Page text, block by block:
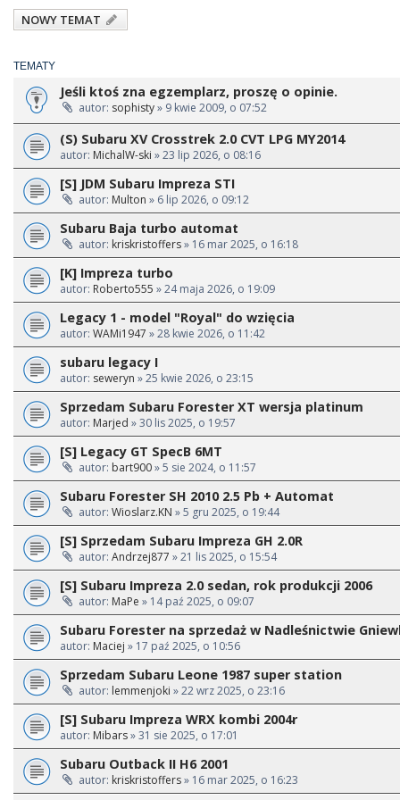
NOWY TEMAT
TEMATY
Jeśli ktoś zna egzemplarz, proszę o opinie.
autor: sophisty» 9 kwie 2009, o 07:52
(S) Subaru XV Crosstrek 2.0 CVT LPG MY2014
autor: MichalW-ski » 23 lip 2026, o 08:16
[S] JDM Subaru Impreza STI
autor: Multon » 6 lip 2026, o 09:12
Subaru Baja turbo automat
autor: kriskristoffers» 16 mar 2025, o 16:18
[K] Impreza turbo
autor: Roberto555 » 24 maja 2026, o 19:09
Legacy 1 - model "Royal" do wzięcia
autor: WAMi1947 » 28 kwie 2026, o 11:42
subaru legacy I
autor: seweryn » 25 kwie 2026, o 23:15
Sprzedam Subaru Forester XT wersja platinum
autor: Marjed » 30 lis 2025, o 19:57
[S] Legacy GT SpecB 6MT
autor: bart900» 5 sie 2024, o 11:57
Subaru Forester SH 2010 2.5 Pb + Automat
autor: Wioslarz.KN » 5 gru 2025, o 19:44
[S] Sprzedam Subaru Impreza GH 2.0R
autor: Andrzej877 » 21 lis 2025, o 15:54
[S] Subaru Impreza 2.0 sedan, rok produkcji 2006
autor: MaPe » 14 paź 2025, o 09:07
Subaru Forester na sprzedaż w Nadleśnictwie
autor: Maciej » 17 paź 2025, o 10:56
Sprzedam Subaru Leone 1987 super station
autor: lemmenjoki » 22 wrz 2025, o 23:16
[S] Subaru Impreza WRX kombi 2004r
autor: Mibars» 31 sie 2025, o 17:01
Subaru Outback II H6 2001
autor: kriskristoffers» 16 mar 2025, o 16:23